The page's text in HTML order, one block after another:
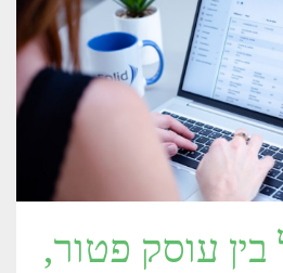
עוסק פטור,